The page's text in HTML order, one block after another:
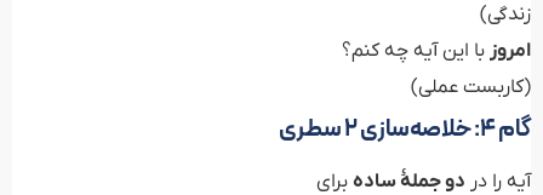
زندگی)
امروز با این آیه چه کنم؟
(کاربست عملی)
گام ۴: خلاصه‌سازی ۲ سطری
آیه را در دو جملهٔ ساده برای